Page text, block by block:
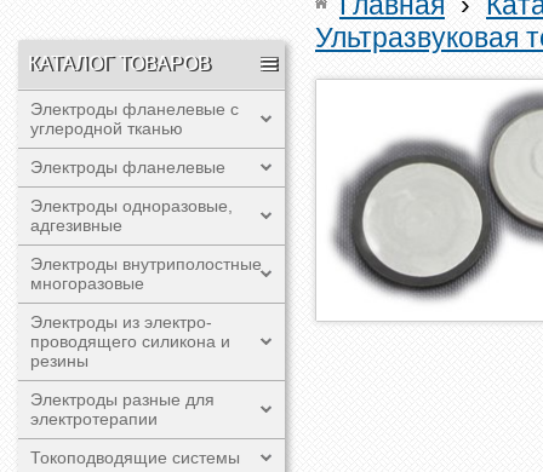
КАТАЛОГ ТОВАРОВ
Электроды фланелевые с
углеродной тканью
Электроды фланелевые
Электроды одноразовые,
адгезивные
Электроды внутриполостные
многоразовые
Электроды из электро-
проводящего силикона и
резины
Электроды разные для
электротерапии
Токоподводящие системы
Ультразвуковая